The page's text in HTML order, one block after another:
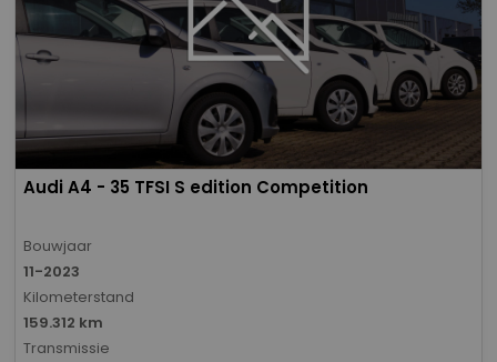
Audi A4 - 35 TFSI S edition Competition
Bouwjaar
11-2023
Kilometerstand
159.312 km
Transmissie